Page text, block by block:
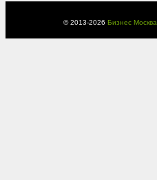
© 2013-2026 Бизнес Москва